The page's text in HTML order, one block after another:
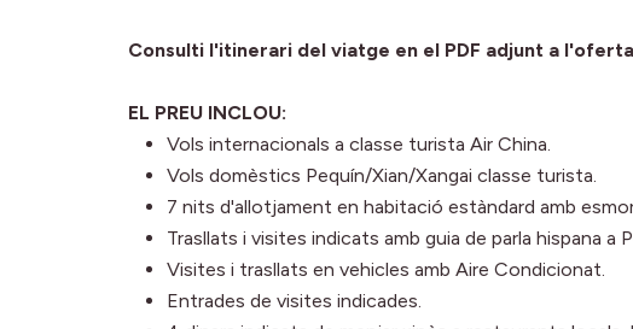
Consulti l'itinerari del viatge en el PDF adjunt a
EL PREU INCLOU:
Vols internacionals a classe turista Air China.
Vols domèstics Pequín/Xian/Xangai classe turista.
7 nits d'allotjament en habitació estàndard amb
Trasllats i visites indicats amb guia de parla hispana a
Visites i trasllats en vehicles amb Aire Condicionat.
Entrades de visites indicades.